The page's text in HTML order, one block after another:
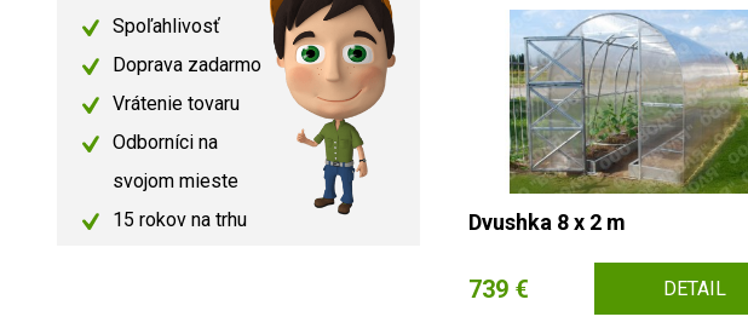
Spoľahlivosť
Doprava zadarmo
Vrátenie tovaru
Odborníci na
svojom mieste
15 rokov na trhu
Dvushka 8 x 2 m
739 € DETAIL